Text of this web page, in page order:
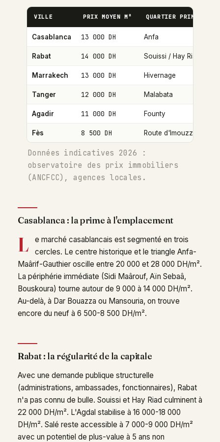
VILLE PRIX MOYEN M² QUARTIER PRIME
Casablanca 13 000 DH Anfa
Rabat 14 000 DH Souissi / Hay Riad
Marrakech 13 000 DH Hivernage
Tanger 12 000 DH Malabata
Agadir 11 000 DH Founty
Fès 8 500 DH Route d'Imouzzer
Données indicatives 2026 :
observatoire des prix immobiliers
(ANCFCC), agences locales.
Casablanca : la prime à l'emplacement
L
e marché casablancais est segmenté en trois
cercles. Le centre historique et le triangle Anfa-
Maârif-Gauthier oscille entre 20 000 et 28 000 DH/m².
La périphérie immédiate (Sidi Maârouf, Aïn Sebaâ,
Bouskoura) tourne autour de 9 000 à 14 000 DH/m².
Au-delà, à Dar Bouazza ou Mansouria, on trouve
encore du neuf à 6 500-8 500 DH/m².
Rabat : la régularité de la capitale
Avec une demande publique structurelle
(administrations, ambassades, fonctionnaires), Rabat
n'a pas connu de bulle. Souissi et Hay Riad culminent à
22 000 DH/m². L'Agdal stabilise à 16 000-18 000
DH/m². Salé reste accessible à 7 000-9 000 DH/m²
avec un potentiel de plus-value à 5 ans non